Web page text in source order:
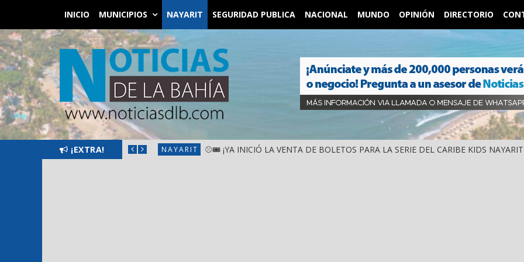
INICIO MUNICIPIOS NAYARIT SEGURIDAD PUBLICA NACIONAL MUNDO OPINIÓN DIRECTORIO
¡EXTRA!
IXCUINTLA NAYARIT ⚾🎟️ ¡YA INICIÓ LA VENTA DE BOLETOS PARA LA SERIE DEL CARIBE KIDS